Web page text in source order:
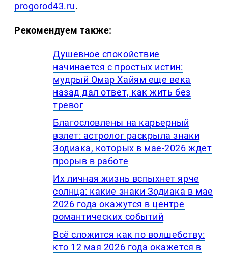
progorod43.ru.
Рекомендуем также:
Душевное спокойствие
начинается с простых истин:
мудрый Омар Хайям еще века
назад дал ответ, как жить без
тревог
Благословлены на карьерный
взлет: астролог раскрыла знаки
Зодиака, которых в мае-2026 ждет
прорыв в работе
Их личная жизнь вспыхнет ярче
солнца: какие знаки Зодиака в мае
2026 года окажутся в центре
романтических событий
Всё сложится как по волшебству:
кто 12 мая 2026 года окажется в